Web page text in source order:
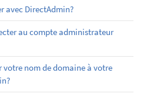
avec DirectAdmin?
au compte administrateur
nom de domaine à votre